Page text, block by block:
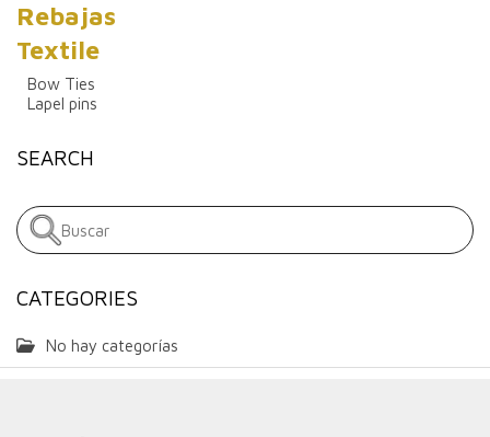
Rebajas
Textile
Bow Ties
Lapel pins
SEARCH
CATEGORIES
No hay categorías